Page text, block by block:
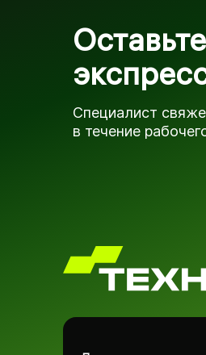
Оставьте
Специалист
в течение